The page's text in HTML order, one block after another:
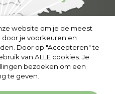
website om je de meest
je voorkeuren en
Door op "Accepteren" te
van ALLE cookies. Je
bezoeken om een
te geven.